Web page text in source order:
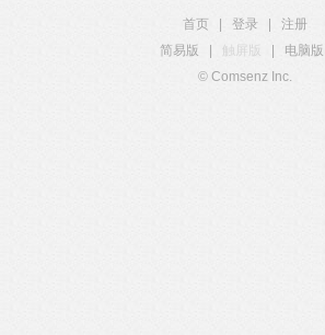
首页 登录
注册
简易版
触屏版 电脑版
© Comsenz Inc.